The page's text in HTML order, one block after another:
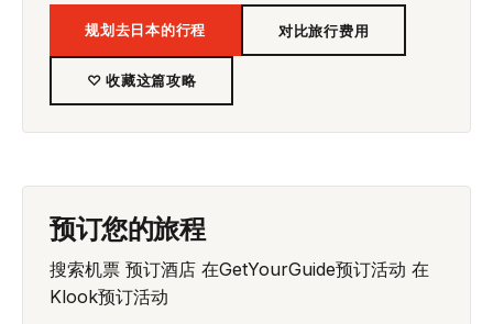
规划去日本的行程 对比旅行费用
♡ 收藏这篇攻略
预订您的旅程
搜索机票 预订酒店 在GetYourGuide预订活动 在
Klook预订活动